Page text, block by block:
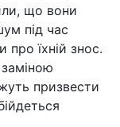
що вони
під час
про їхній знос.
призвести